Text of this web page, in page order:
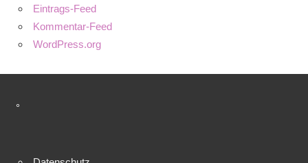
Eintrags-Feed
Kommentar-Feed
WordPress.org
°